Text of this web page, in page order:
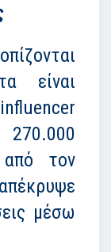
είναι
τον
μέσω